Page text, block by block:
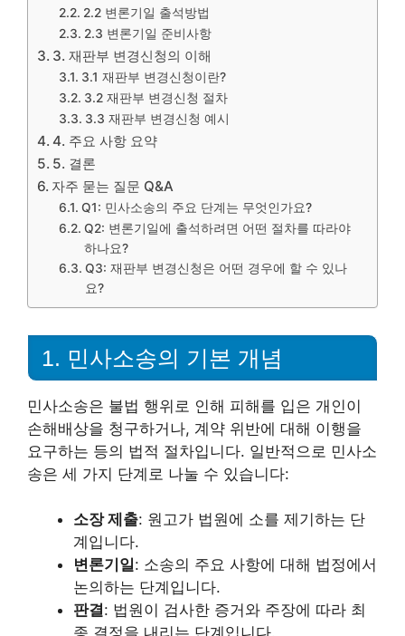
2.2 변론기일 출석방법
2.3 변론기일 준비사항
3. 재판부 변경신청의 이해
3.1 재판부 변경신청이란?
3.2 재판부 변경신청 절차
3.3 재판부 변경신청 예시
4. 주요 사항 요약
5. 결론
자주 묻는 질문 Q&A
Q1: 민사소송의 주요 단계는 무엇인가요?
Q2: 변론기일에 출석하려면 어떤 절차를 따라야
하나요?
Q3: 재판부 변경신청은 어떤 경우에 할 수 있나
요?
1. 민사소송의 기본 개념
민사소송은 불법 행위로 인해 피해를 입은 개인이
손해배상을 청구하거나, 계약 위반에 대해 이행을
요구하는 등의 법적 절차입니다. 일반적으로 민사소
송은 세 가지 단계로 나눌 수 있습니다:
소장 제출: 원고가 법원에 소를 제기하는 단
계입니다.
변론기일: 소송의 주요 사항에 대해 법정에서
논의하는 단계입니다.
판결: 법원이 검사한 증거와 주장에 따라 최